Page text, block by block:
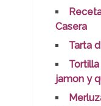
Casera
Tarta
jamon y